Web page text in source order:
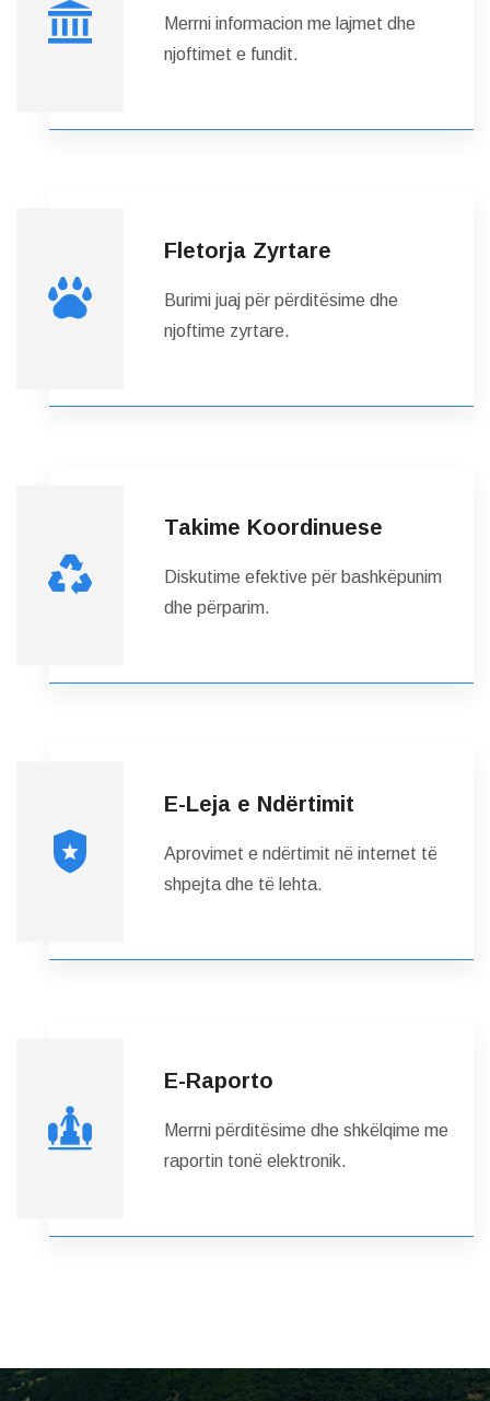
Merrni informacion me lajmet dhe
njoftimet e fundit.
Fletorja Zyrtare
Burimi juaj për përditësime dhe
njoftime zyrtare.
Takime Koordinuese
Diskutime efektive për bashkëpunim
dhe përparim.
E-Leja e Ndërtimit
Aprovimet e ndërtimit në internet të
shpejta dhe të lehta.
E-Raporto
Merrni përditësime dhe shkëlqime me
raportin tonë elektronik.